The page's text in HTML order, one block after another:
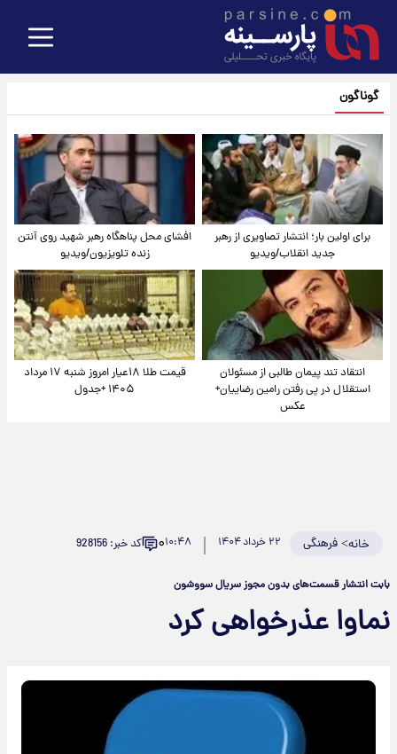
گوناگون
برای اولین بار؛ انتشار تصاویری از رهبر
جدید انقلاب/ویدیو
افشای محل پناهگاه‌ رهبر شهید روی آنتن
زنده تلویزیون/ویدیو
انتقاد تند پیمان طالبی از مسئولان
استقلال در پی رفتن رامین رضاییان+
عکس
قیمت طلا ۱۸عیار امروز شنبه ۱۷ مرداد
۱۴۰۵ +جدول
خانه>فرهنگی ۲۲ خرداد ۱۴۰۴ ۱۰:۴۸۰ کد خبر: 928156
بابت انتشار قسمت‌های بدون مجوز سریال سووشون
نماوا عذرخواهی کرد